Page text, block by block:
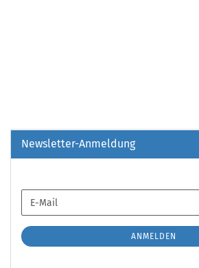
Newsletter-Anmeldung
ZUR
ANMELDUNG
E-
Mail
ANMELDEN